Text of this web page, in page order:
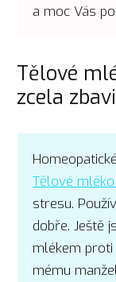
a moc Vás
Tělové
zcela
Tělové
stresu.
dobře. Ještě
mlékem proti
mému